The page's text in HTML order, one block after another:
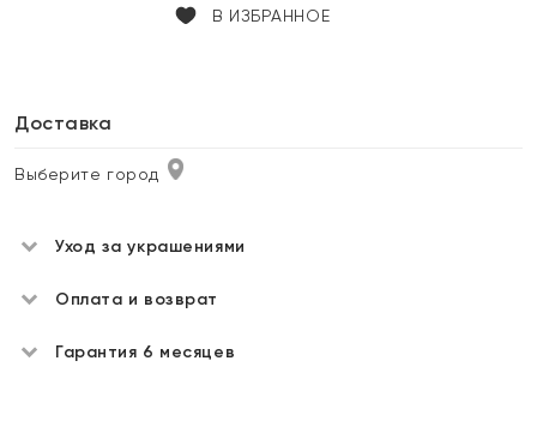
В ИЗБРАННОЕ
Доставка
Выберите город
Уход за украшениями
Оплата и возврат
Гарантия 6 месяцев